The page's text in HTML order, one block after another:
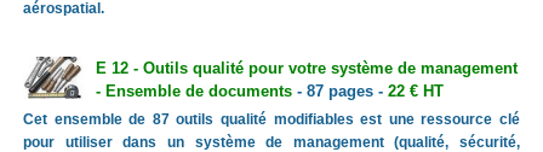
aérospatial.
E 12 - Outils qualité pour votre système de management
- Ensemble de documents- 87 pages - 22 € HT
Cet ensemble de 87 outils qualité modifiables est une ressource clé
pour utiliser dans un système de management (qualité, sécurité,